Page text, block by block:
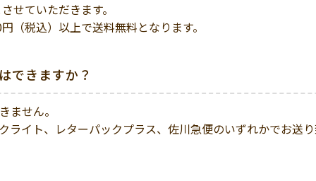
せていただきます。
税込）以上で送料無料となります。
できますか？
ません。
ライト、レターパックプラス、佐川急便のいずれかでお送